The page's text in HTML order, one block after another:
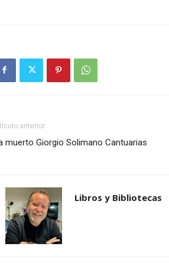
anterior
muerto Giorgio Solimano Cantuarias
Libros y Bibliotecas